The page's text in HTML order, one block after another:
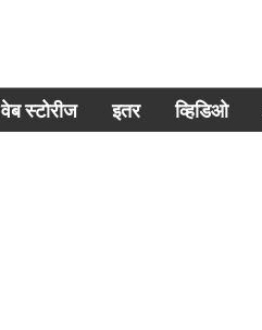
वेब स्टोरीज इतर व्हिडिओ